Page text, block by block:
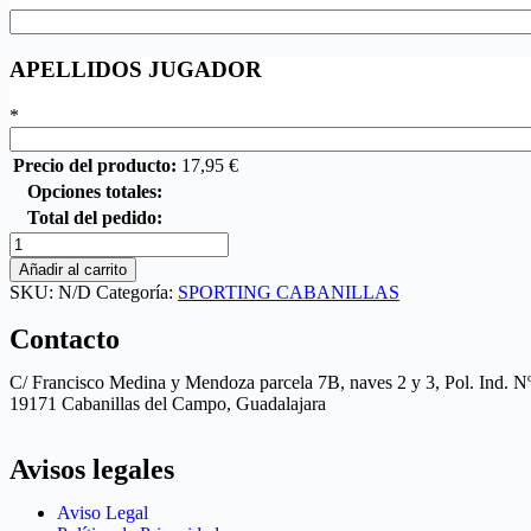
APELLIDOS JUGADOR
*
Precio del producto: 17,95 €
Opciones totales:
Total del pedido:
Añadir al carrito
SKU: N/D Categoría: SPORTING CABANILLAS
Contacto
C/ Francisco Medina y Mendoza parcela 7B, naves 2 y 3, Pol. Ind.
19171 Cabanillas del Campo, Guadalajara
Avisos legales
Aviso Legal